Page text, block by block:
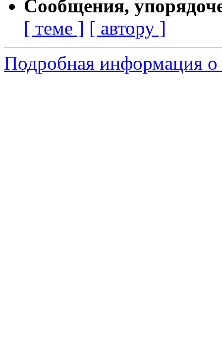
Сообщения,
[ теме ] [ автору ]
Подробная информация